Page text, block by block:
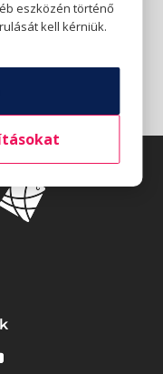
eszközén történő
kell kérniük.